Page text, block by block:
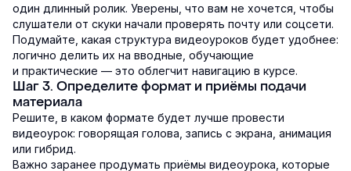
один длинный ролик. Уверены, что вам не хочется, чтобы
слушатели от скуки начали проверять почту или соцсети.
Подумайте, какая структура видеоуроков будет удобнее:
логично делить их на вводные, обучающие
и практические — это облегчит навигацию в курсе.
Шаг 3. Определите формат и приёмы подачи
материала
Решите, в каком формате будет лучше провести
видеоурок: говорящая голова, запись с экрана, анимация
или гибрид.
Важно заранее продумать приёмы видеоурока, которые